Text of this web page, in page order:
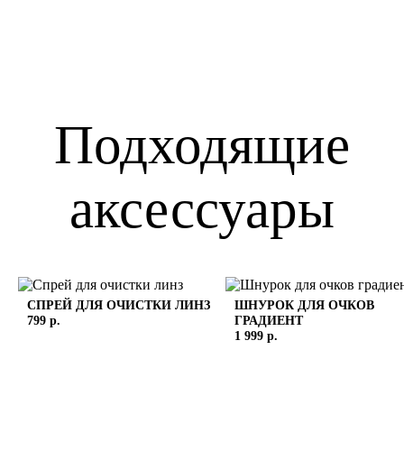
Подходящие
аксессуары
СПРЕЙ ДЛЯ ОЧИСТКИ ЛИНЗ
799 р.
ШНУРОК ДЛЯ ОЧКОВ
ГРАДИЕНТ
1 999 р.